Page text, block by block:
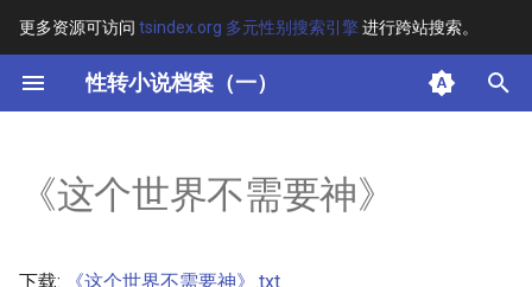
更多资源可访问 tsindex.org 多元性别搜索引擎进行跨站搜索。
性转小说档案（一）
键
其他信息 [Processed Page
《这个世界不需要神》
下载: 《这个世界不需要神》.txt